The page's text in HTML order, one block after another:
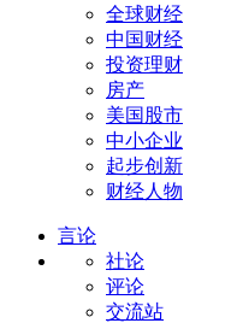
全球财经
中国财经
投资理财
房产
美国股市
中小企业
起步创新
财经人物
言论
社论
评论
交流站